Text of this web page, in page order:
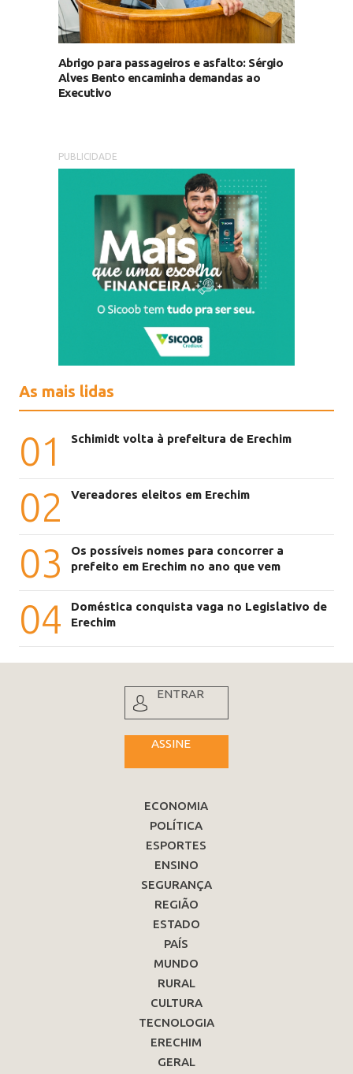
Abrigo para passageiros e asfalto: Sérgio
Alves Bento encaminha demandas ao
Executivo
PUBLICIDADE
As mais lidas
01 Schimidt volta à prefeitura de Erechim
02 Vereadores eleitos em Erechim
03
Os possíveis nomes para concorrer a
prefeito em Erechim no ano que vem
04
Doméstica conquista vaga no Legislativo de
Erechim
ENTRAR
ASSINE
ECONOMIA
POLÍTICA
ESPORTES
ENSINO
SEGURANÇA
REGIÃO
ESTADO
PAÍS
MUNDO
RURAL
CULTURA
TECNOLOGIA
ERECHIM
GERAL